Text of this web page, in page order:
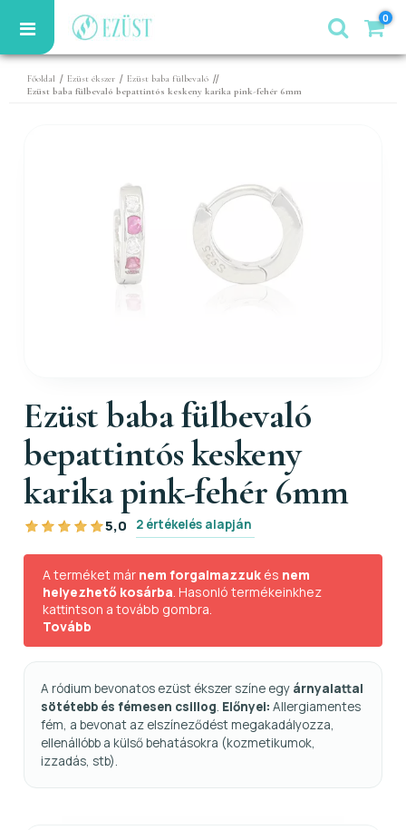
0
Főoldal / Ezüst ékszer / Ezüst baba fülbevaló //
Ezüst baba fülbevaló bepattintós keskeny karika pink-fehér 6mm
Ezüst baba fülbevaló
bepattintós keskeny
karika pink-fehér 6mm
5,0 2 értékelés alapján
A terméket már nem forgalmazzuk és nem
helyezhető kosárba . Hasonló termékeinkhez
kattintson a tovább gombra.
Tovább
A ródium bevonatos ezüst ékszer színe egy árnyalattal
sötétebb és fémesen csillog. Előnyei: Allergiamentes
fém, a bevonat az elszíneződést megakadályozza,
ellenállóbb a külső behatásokra (kozmetikumok,
izzadás, stb).